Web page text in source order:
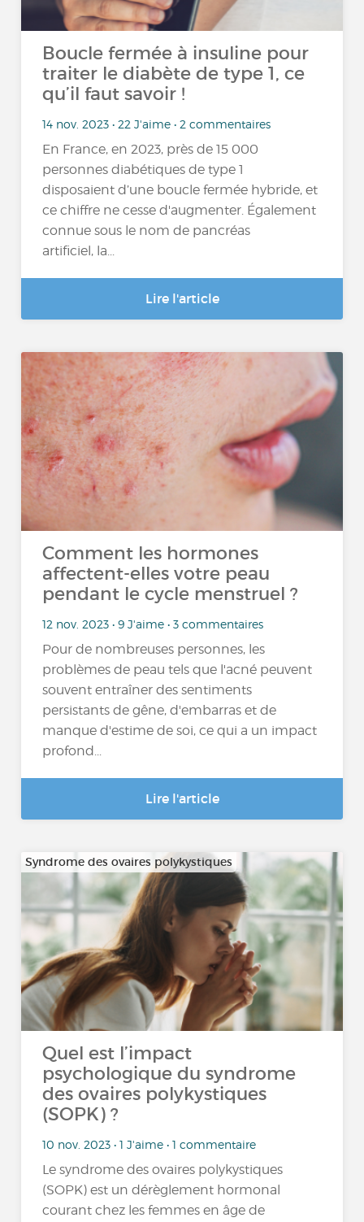
Boucle fermée à insuline pour
traiter le diabète de type 1, ce
qu’il faut savoir !
14 nov. 2023 • 22 J'aime • 2 commentaires
En France, en 2023, près de 15 000
personnes diabétiques de type 1
disposaient d’une boucle fermée hybride, et
ce chiffre ne cesse d'augmenter. Également
connue sous le nom de pancréas
artificiel, la...
Lire l'article
Comment les hormones
affectent-elles votre peau
pendant le cycle menstruel ?
12 nov. 2023 • 9 J'aime • 3 commentaires
Pour de nombreuses personnes, les
problèmes de peau tels que l'acné peuvent
souvent entraîner des sentiments
persistants de gêne, d'embarras et de
manque d'estime de soi, ce qui a un impact
profond...
Lire l'article
Syndrome des ovaires polykystiques
Quel est l’impact
psychologique du syndrome
des ovaires polykystiques
(SOPK) ?
10 nov. 2023 • 1 J'aime • 1 commentaire
Le syndrome des ovaires polykystiques
(SOPK) est un dérèglement hormonal
courant chez les femmes en âge de